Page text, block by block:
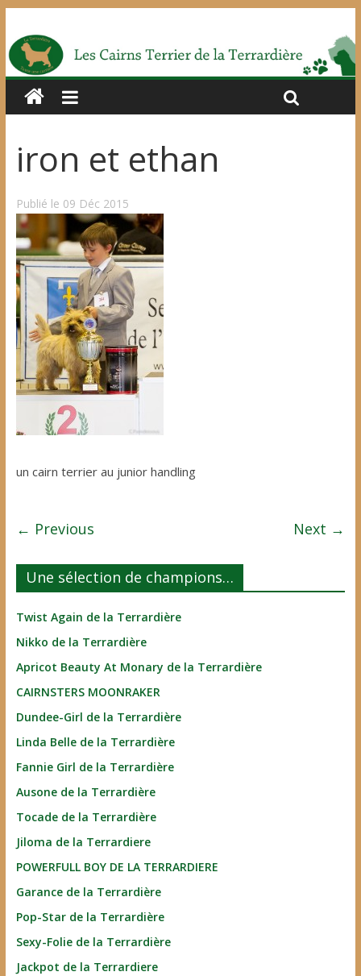
iron et ethan
Publié le 09 Déc 2015
un cairn terrier au junior handling
← Previous Next →
Une sélection de champions…
Twist Again de la Terrardière
Nikko de la Terrardière
Apricot Beauty At Monary de la Terrardière
CAIRNSTERS MOONRAKER
Dundee-Girl de la Terrardière
Linda Belle de la Terrardière
Fannie Girl de la Terrardière
Ausone de la Terrardière
Tocade de la Terrardière
Jiloma de la Terrardiere
POWERFULL BOY DE LA TERRARDIERE
Garance de la Terrardière
Pop-Star de la Terrardière
Sexy-Folie de la Terrardière
Jackpot de la Terrardiere